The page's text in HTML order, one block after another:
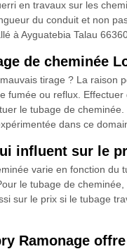
en travaux sur les
du conduit et non
à Ayguatebia Talau
de cheminée
tirage ? La raison
fumée ou reflux.
le tubage de
dans ce
influent sur le
varie en fonction
le tubage de
sur le prix si le tubage
Ramonage